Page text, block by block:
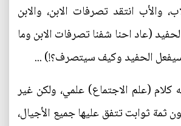
والأب انتقد تصرفات الابن، والابن
(عاد احنا شفنا تصرفات الابن وما
سيفعل الحفيد وكيف سيتصرف؟!) ...
كلام (علم الاجتماع) علمي، ولكن غير
ثمة ثوابت تتفق عليها جميع الأجيال،